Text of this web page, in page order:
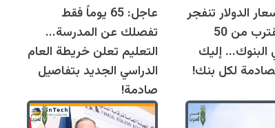
الدولار تنفجر
اليوم وتقترب من 50
البنوك... إليك
لكل بنك!
عاجل: 65 يوماً فقط
تفصلك عن المدرسة...
التعليم تعلن خريطة العام
الدراسي الجديد بتفاصيل
صادمة!